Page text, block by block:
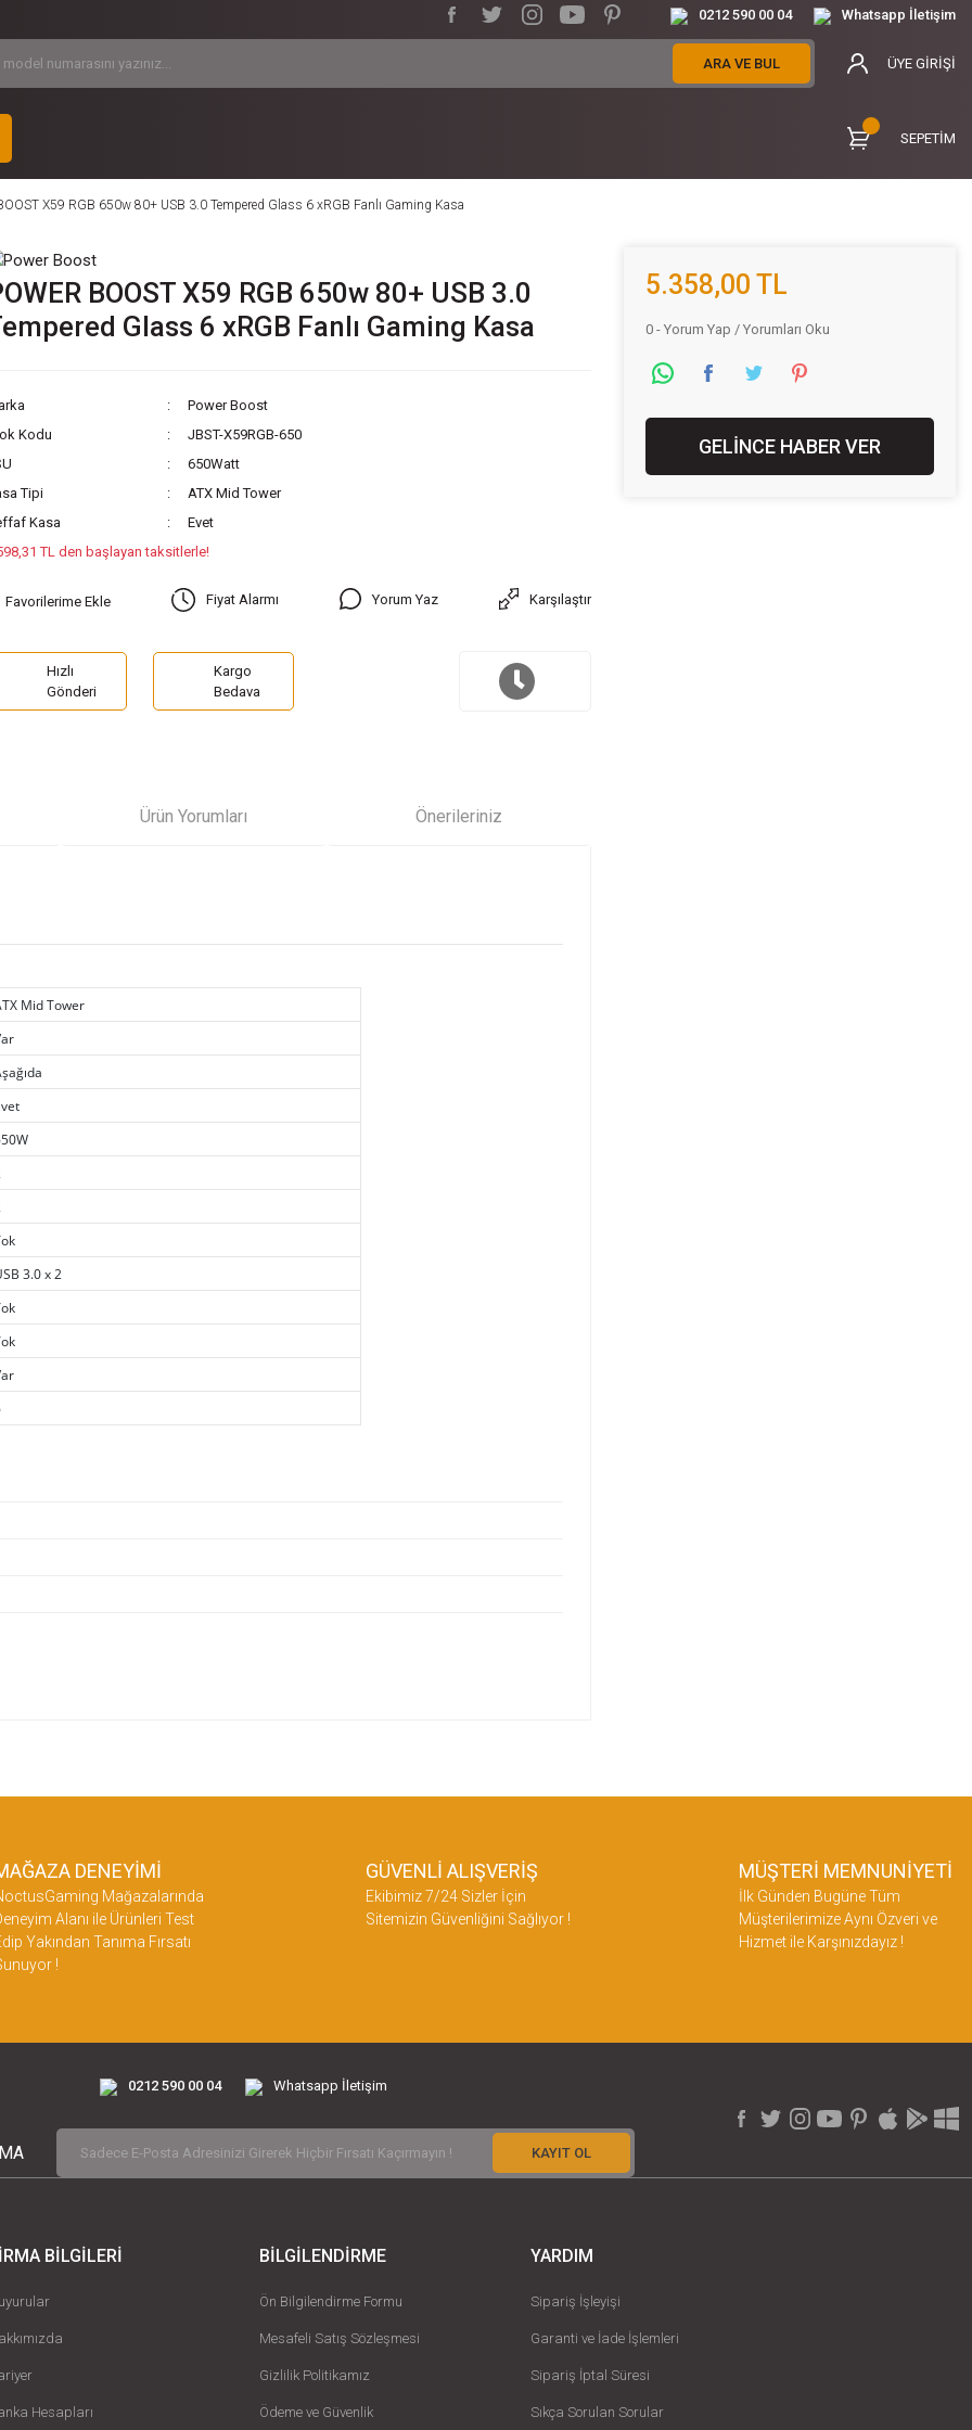
0212 590 00 04 Whatsapp İletişim
ARA VE BUL ÜYE GİRİŞİ
SEPETİM
X59 RGB 650w 80+ USB 3.0 Tempered Glass 6 xRGB Fanlı Gaming Kasa
BOOST X59 RGB 650w 80+ USB 3.0
Glass 6 xRGB Fanlı Gaming Kasa
Power Boost
Kodu
JBST-X59RGB-650
650Watt
Tipi
ATX Mid Tower
Kasa
Evet
TL den başlayan taksitlerle!
Fiyat Alarmı Yorum Yaz Karşılaştır
Hızlı
Gönderi
Kargo
Bedava
Ürün Yorumları Önerileriniz
Mid Tower
3.0 x 2
5.358,00 TL
0 - Yorum Yap / Yorumları Oku
GELİNCE HABER VER
DENEYİMİ
Mağazalarında
Alanı ile Ürünleri Test
Yakından Tanıma Fırsatı
!
GÜVENLİ ALIŞVERİŞ
Ekibimiz 7/24 Sizler İçin
Sitemizin Güvenliğini Sağlıyor !
MÜŞTERİ MEMNUNİYETİ
İlk Günden Bugüne Tüm
Müşterilerimize Aynı Özveri ve
Hizmet ile Karşınızdayız !
0212 590 00 04 Whatsapp İletişim
KAYIT OL
BİLGİLERİ
Hesapları
BİLGİLENDİRME
Ön Bilgilendirme Formu
Mesafeli Satış Sözleşmesi
Gizlilik Politikamız
Ödeme ve Güvenlik
YARDIM
Sipariş İşleyişi
Garanti ve İade İşlemleri
Sipariş İptal Süresi
Sıkça Sorulan Sorular